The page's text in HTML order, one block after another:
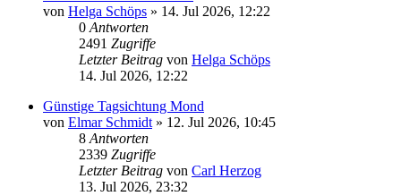
von Helga Schöps » 14. Jul 2026, 12:22
0 Antworten
2491 Zugriffe
Letzter Beitrag von Helga Schöps
14. Jul 2026, 12:22
Günstige Tagsichtung Mond
von Elmar Schmidt » 12. Jul 2026, 10:45
8 Antworten
2339 Zugriffe
Letzter Beitrag von Carl Herzog
13. Jul 2026, 23:32